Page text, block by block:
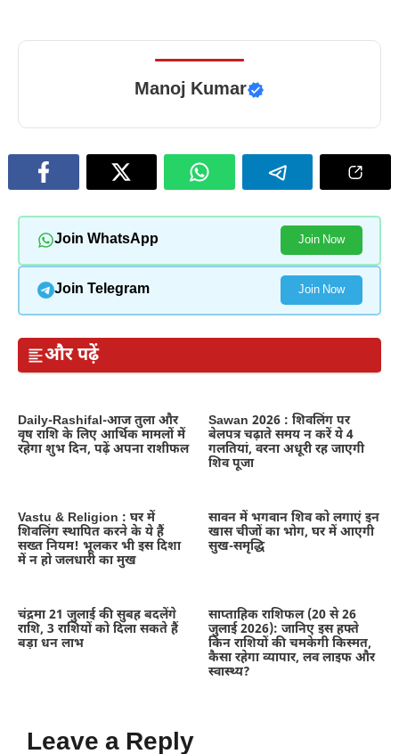
Manoj Kumar
Join WhatsApp Join Now
Join Telegram Join Now
और पढ़ें
Daily-Rashifal-आज तुला और
वृष राशि के लिए आर्थिक मामलों में
रहेगा शुभ दिन, पढ़ें अपना राशीफल
Sawan 2026 : शिवलिंग पर
बेलपत्र चढ़ाते समय न करें ये 4
गलतियां, वरना अधूरी रह जाएगी
शिव पूजा
Vastu & Religion : घर में
शिवलिंग स्थापित करने के ये हैं
सख्त नियम! भूलकर भी इस दिशा
में न हो जलधारी का मुख
सावन में भगवान शिव को लगाएं इन
खास चीजों का भोग, घर में आएगी
सुख-समृद्धि
चंद्रमा 21 जुलाई की सुबह बदलेंगे
राशि, 3 राशियों को दिला सकते हैं
बड़ा धन लाभ
साप्ताहिक राशिफल (20 से 26
जुलाई 2026): जानिए इस हफ्ते
किन राशियों की चमकेगी किस्मत,
कैसा रहेगा व्यापार, लव लाइफ और
स्वास्थ्य?
Leave a Reply